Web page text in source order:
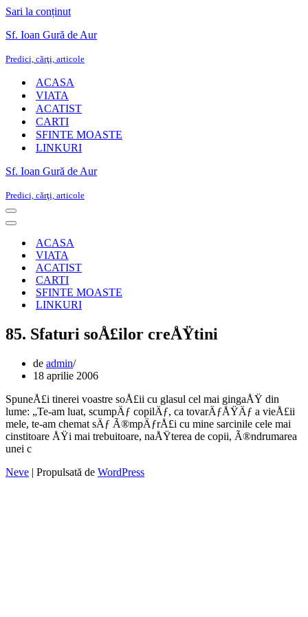
Sari la conținut
Sf. Ioan Gură de Aur
Predici, cărţi, articole
ACASA
VIATA
ACATIST
CARTI
SFINTE MOASTE
LINKURI
Sf. Ioan Gură de Aur
Predici, cărţi, articole
Meniu
de
Meniu
navigareACASA
VIATA
ACATIST
CARTI
SFINTE MOASTE
LINKURI
85. Sfaturi soÅ£ilor creÅŸtini
de admin
18 aprilie 2006
SpuneÅ£i tinerei voastre soÅ£ii cu glasul cel mai gingaÅŸ din
lume: „Te-am luat, scumpÄƒ copilÄƒ, ca tovarÄƒÅŸÄƒ a vieÅ£ii
mele, te-am chemat sÄƒ Ã®mpÄƒrÅ£i cu mine sarcinile cele mai
cinstitoare ÅŸi mai trebuitoare, naÅŸterea de copii, Ã®ndrumarea
unei c
Neve | Propulsată de WordPress